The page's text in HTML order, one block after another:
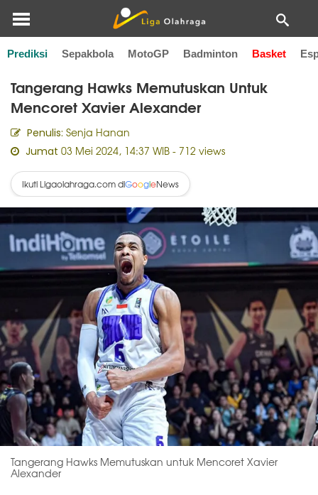
Prediksi Sepakbola MotoGP Badminton Basket
Home Basket
Tangerang Hawks Memutuskan Untuk
Mencoret Xavier Alexander
Penulis: Senja Hanan
Jumat 03 Mei 2024, 14:37 WIB - 712 views
Ikuti Ligaolahraga.com diGoogleNews
Tangerang Hawks Memutuskan untuk Mencoret Xavier
Alexander